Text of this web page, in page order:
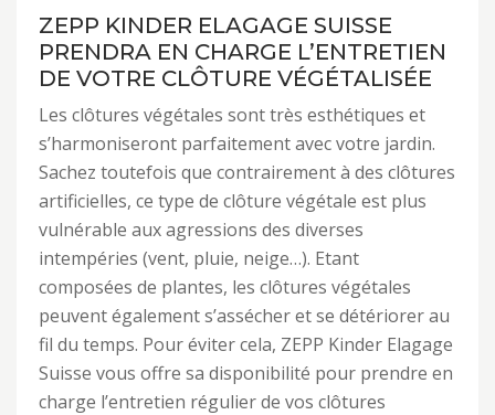
ZEPP KINDER ELAGAGE SUISSE
PRENDRA EN CHARGE L’ENTRETIEN
DE VOTRE CLÔTURE VÉGÉTALISÉE
Les clôtures végétales sont très esthétiques et
s’harmoniseront parfaitement avec votre jardin.
Sachez toutefois que contrairement à des clôtures
artificielles, ce type de clôture végétale est plus
vulnérable aux agressions des diverses
intempéries (vent, pluie, neige…). Etant
composées de plantes, les clôtures végétales
peuvent également s’assécher et se détériorer au
fil du temps. Pour éviter cela, ZEPP Kinder Elagage
Suisse vous offre sa disponibilité pour prendre en
charge l’entretien régulier de vos clôtures